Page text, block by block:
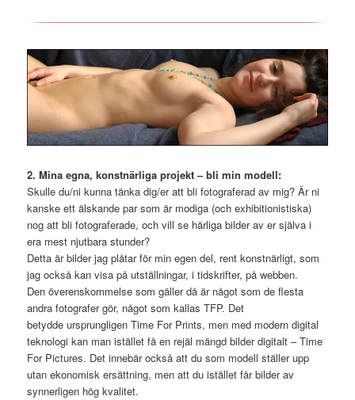
2. Mina egna, konstnärliga projekt – bli min modell:
Skulle du/ni kunna tänka dig/er att bli fotograferad av mig? Är ni
kanske ett älskande par som är modiga (och exhibitionistiska)
nog att bli fotograferade, och vill se härliga bilder av er själva i
era mest njutbara stunder?
Detta är bilder jag plåtar för min egen del, rent konstnärligt, som
jag också kan visa på utställningar, i tidskrifter, på webben.
Den överenskommelse som gäller då är något som de flesta
andra fotografer gör, något som kallas TFP. Det
betydde ursprungligen Time For Prints, men med modern digital
teknologi kan man istället få en rejäl mängd bilder digitalt – Time
For Pictures. Det innebär också att du som modell ställer upp
utan ekonomisk ersättning, men att du istället får bilder av
synnerligen hög kvalitet.